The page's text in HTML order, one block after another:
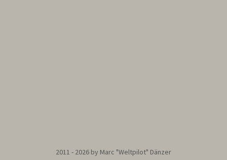
2011 - 2026 by Marc "Weltpilot" Dänzer